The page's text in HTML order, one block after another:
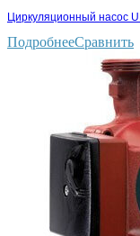
Циркуляционный насос
ПодробнееСравнить